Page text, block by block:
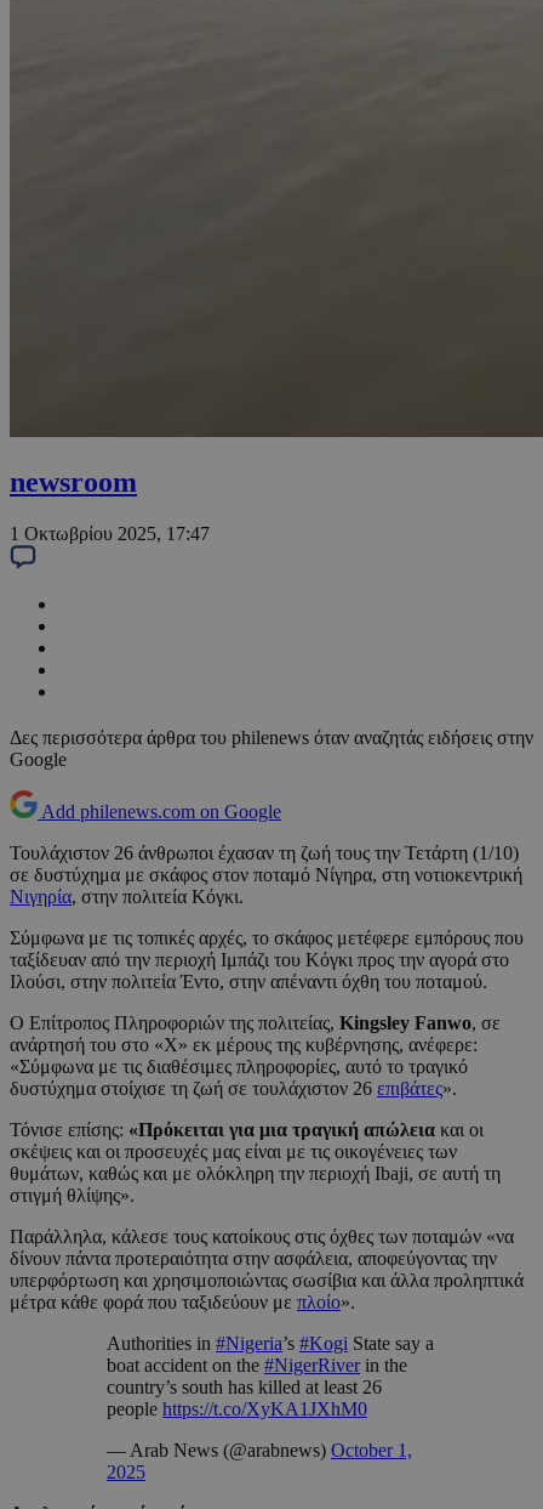
newsroom
1 Οκτωβρίου 2025, 17:47
Δες περισσότερα άρθρα του philenews όταν αναζητάς ειδήσεις στην
Google
Add philenews.com on Google
Τουλάχιστον 26 άνθρωποι έχασαν τη ζωή τους την Τετάρτη (1/10)
σε δυστύχημα με σκάφος στον ποταμό Νίγηρα, στη νοτιοκεντρική
Νιγηρία, στην πολιτεία Κόγκι.
Σύμφωνα με τις τοπικές αρχές, το σκάφος μετέφερε εμπόρους που
ταξίδευαν από την περιοχή Ιμπάζι του Κόγκι προς την αγορά στο
Ιλούσι, στην πολιτεία Έντο, στην απέναντι όχθη του ποταμού.
Ο Επίτροπος Πληροφοριών της πολιτείας, Kingsley Fanwo, σε
ανάρτησή του στο «Χ» εκ μέρους της κυβέρνησης, ανέφερε:
«Σύμφωνα με τις διαθέσιμες πληροφορίες, αυτό το τραγικό
δυστύχημα στοίχισε τη ζωή σε τουλάχιστον 26 επιβάτες».
Τόνισε επίσης: «Πρόκειται για μια τραγική απώλεια και οι
σκέψεις και οι προσευχές μας είναι με τις οικογένειες των
θυμάτων, καθώς και με ολόκληρη την περιοχή Ibaji, σε αυτή τη
στιγμή θλίψης».
Παράλληλα, κάλεσε τους κατοίκους στις όχθες των ποταμών «να
δίνουν πάντα προτεραιότητα στην ασφάλεια, αποφεύγοντας την
υπερφόρτωση και χρησιμοποιώντας σωσίβια και άλλα προληπτικά
μέτρα κάθε φορά που ταξιδεύουν με πλοίο».
Authorities in #Nigeria’s #Kogi State say a
boat accident on the #NigerRiverin the
country’s south has killed at least 26
people https://t.co/XyKA1JXhM0
— Arab News (@arabnews) October 1,
2025